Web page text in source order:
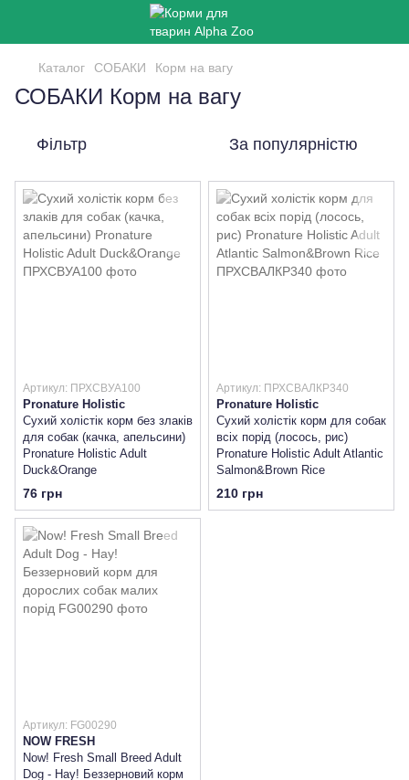
Каталог СОБАКИ Корм на вагу
СОБАКИ Корм на вагу
Фільтр За популярністю
Артикул: ПРХСВУА100
Pronature Holistic
Сухий холістік корм без злаків
для собак (качка, апельсини)
Pronature Holistic Adult
Duck&Orange
76 грн
Артикул: ПРХСВАЛКР340
Pronature Holistic
Сухий холістік корм для собак
всіх порід (лосось, рис)
Pronature Holistic Adult Atlantic
Salmon&Brown Rice
210 грн
Артикул: FG00290
NOW FRESH
Now! Fresh Small Breed Adult
Dog - Нау! Беззерновий корм